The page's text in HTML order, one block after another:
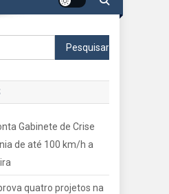
Pesquisar
por:
Gabinete de Crise
de até 100 km/h a
quatro projetos na